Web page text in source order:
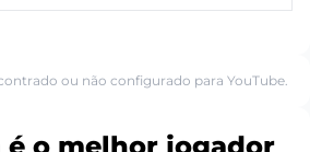
ou não configurado para YouTube.